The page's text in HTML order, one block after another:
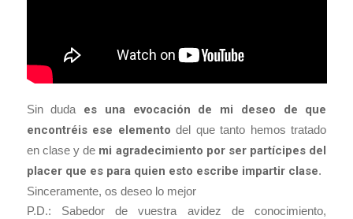
Sin duda es una evocación de mi deseo de que
encontréis ese elemento del que tanto hemos tratado
en clase y de mi agradecimiento por ser partícipes del
placer que es para quien esto escribe impartir clase.
Sinceramente, os deseo lo mejor
P.D.: Sabedor de vuestra avidez de conocimiento,